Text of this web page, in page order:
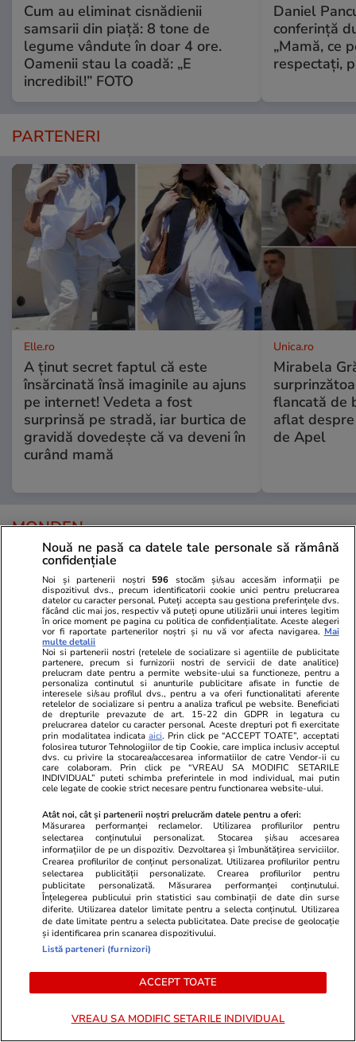
Cum au eliminat cisnădienii
samsarii din piață: 8 tone de
legume vândute în doar 4 ore.
Oamenii stau la coadă: „E
incredibil!” FOTO
Daniel
conferință
„Mamă, ce
respectați,
PARTENERI
Elle.ro
A ținut secret faptul că este
însărcinată însă imaginile au ajuns
pe internet! Vedeta a fost
surprinsă pe stradă, iar burtica de
gravidă dovedește că va deveni în
curând mamă
Unica.ro
Mirabela
flancată de
aflat
de Apel
MONDEN
Stiri Mondene
Paula Chirilă, imagini romantice
alături de iubit în vacanța din
Grecia. Mesajul emoționant
transmis de actriță
Stiri Mondene 07 aug.
Ținuta purtată de Andreea
Ibacka la Untold 2026 a atras
atenția tuturor. Vedeta s-a
schimbat după divorțul de
Cabral
PARTENERI
Nouă ne pasă ca datele tale personale să rămână
confidențiale
Noi și partenerii noștri 596 stocăm și/sau accesăm informații pe
dispozitivul dvs., precum identificatorii cookie unici pentru prelucrarea
datelor cu caracter personal. Puteți accepta sau gestiona preferințele dvs.
făcând clic mai jos, respectiv vă puteți opune utilizării unui interes legitim
în orice moment pe pagina cu politica de confidențialitate. Aceste alegeri
vor fi raportate partenerilor noștri și nu vă vor afecta navigarea. Mai
multe detalii
Noi si partenerii nostri (retelele de socializare si agentiile de publicitate
partenere, precum si furnizorii nostri de servicii de date analitice)
prelucram date pentru a permite website-ului sa functioneze, pentru a
personaliza continutul si anunturile publicitare afisate in functie de
interesele si/sau profilul dvs., pentru a va oferi functionalitati aferente
retelelor de socializare si pentru a analiza traficul pe website. Beneficiati
de drepturile prevazute de art. 15-22 din GDPR in legatura cu
prelucrarea datelor cu caracter personal. Aceste drepturi pot fi exercitate
prin modalitatea indicataaici. Prin click pe “ACCEPT TOATE”, acceptati
folosirea tuturor Tehnologiilor de tip Cookie, care implica inclusiv acceptul
dvs. cu privire la stocarea/accesarea informatiilor de catre Vendor-ii cu
care colaboram. Prin click pe “VREAU SA MODIFIC SETARILE
INDIVIDUAL” puteti schimba preferintele in mod individual, mai putin
cele legate de cookie strict necesare pentru functionarea website-ului.
Atât noi, cât și partenerii noștri prelucrăm datele pentru a oferi:
Măsurarea performanței reclamelor. Utilizarea profilurilor pentru
selectarea conținutului personalizat. Stocarea și/sau accesarea
informațiilor de pe un dispozitiv. Dezvoltarea și îmbunătățirea serviciilor.
Crearea profilurilor de conținut personalizat. Utilizarea profilurilor pentru
selectarea publicității personalizate. Crearea profilurilor pentru
publicitate personalizată. Măsurarea performanței conținutului.
Înțelegerea publicului prin statistici sau combinații de date din surse
diferite. Utilizarea datelor limitate pentru a selecta conținutul. Utilizarea
de date limitate pentru a selecta publicitatea. Date precise de geolocație
și identificarea prin scanarea dispozitivului.
Listă parteneri (furnizori)
ACCEPT TOATE
VREAU SA MODIFIC SETARILE INDIVIDUAL